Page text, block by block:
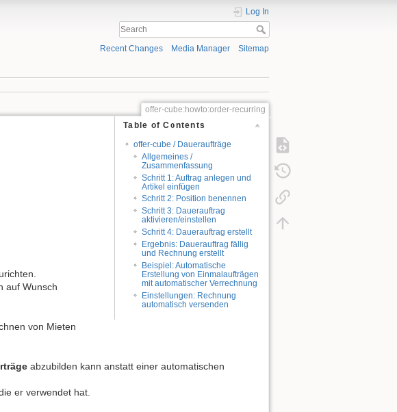
Log In
Recent Changes Media Manager Sitemap
offer-cube:howto:order-recurring
Table of Contents
offer-cube / Daueraufträge
Allgemeines /
Zusammenfassung
Schritt 1: Auftrag anlegen und
Artikel einfügen
Schritt 2: Position benennen
Schritt 3: Dauerauftrag
aktivieren/einstellen
Schritt 4: Dauerauftrag erstellt
Ergebnis: Dauerauftrag fällig
und Rechnung erstellt
Beispiel: Automatische
Erstellung von Einmalaufträgen
mit automatischer Verrechnung
Einstellungen: Rechnung
automatisch versenden
auf Wunsch
von Mieten
abzubilden kann anstatt einer automatischen
er verwendet hat.